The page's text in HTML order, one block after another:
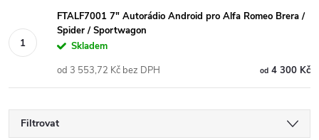
FTALF7001 7" Autorádio Android pro Alfa Romeo Brera /
Spider / Sportwagon
Skladem
od4 300 Kč
od 3 553,72 Kč bez DPH
Filtrovat